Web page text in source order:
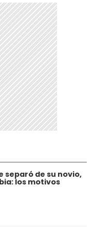
separó de su novio,
los motivos